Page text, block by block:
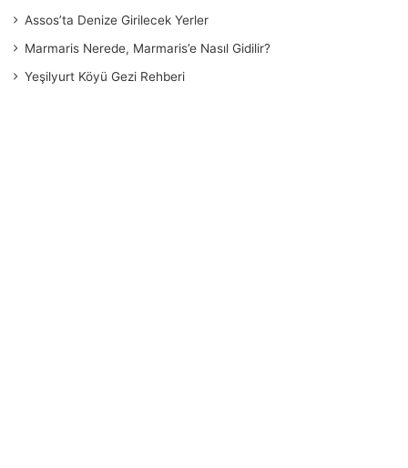
Assos’ta Denize Girilecek Yerler
Marmaris Nerede, Marmaris’e Nasıl Gidilir?
Yeşilyurt Köyü Gezi Rehberi